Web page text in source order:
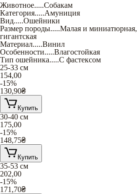
Животное.....Собакам
Категория.....Амуниция
Вид.....Ошейники
Размер породы.....Малая и миниатюрная,
гигантская
Материал.....Винил
Особенности.....Влагостойкая
Тип ошейника.....С фастексом
25-33 см
154,00
-15%
130,90₴
Купить
30-40 см
175,00
-15%
148,75₴
Купить
35-53 см
202,00
-15%
171,70₴